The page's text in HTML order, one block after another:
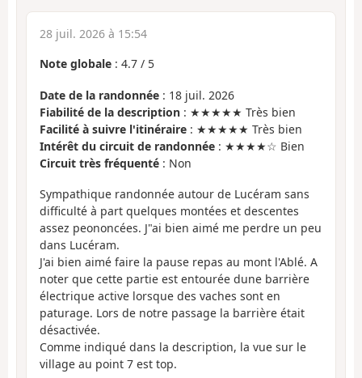
28 juil. 2026 à 15:54
Note globale : 4.7 / 5
Date de la randonnée : 18 juil. 2026
Fiabilité de la description : ★★★★★ Très bien
Facilité à suivre l'itinéraire : ★★★★★ Très bien
Intérêt du circuit de randonnée : ★★★★☆ Bien
Circuit très fréquenté : Non
Sympathique randonnée autour de Lucéram sans
difficulté à part quelques montées et descentes
assez peononcées. J"ai bien aimé me perdre un peu
dans Lucéram.
J'ai bien aimé faire la pause repas au mont l'Ablé. A
noter que cette partie est entourée dune barrière
électrique active lorsque des vaches sont en
paturage. Lors de notre passage la barrière était
désactivée.
Comme indiqué dans la description, la vue sur le
village au point 7 est top.